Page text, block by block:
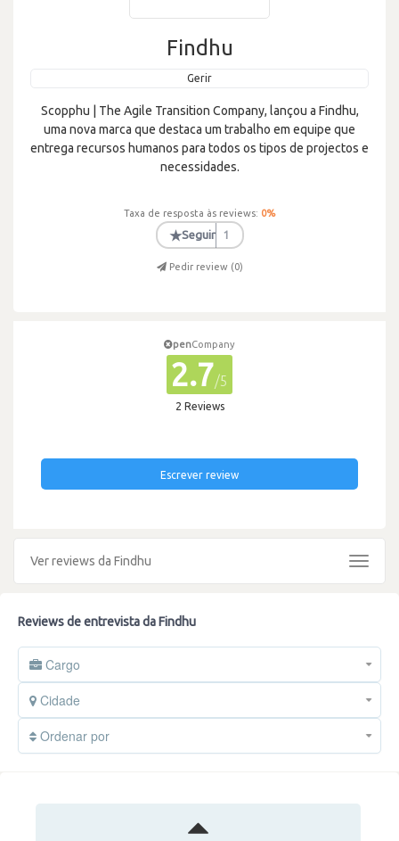
Findhu
Gerir
Scopphu | The Agile Transition Company, lançou a Findhu,
uma nova marca que destaca um trabalho em equipe que
entrega recursos humanos para todos os tipos de projectos e
necessidades.
Taxa de resposta às reviews: 0%
★Seguir 1
Pedir review (0)
penCompany
2.7/5
2 Reviews
Escrever review
Ver reviews da Findhu
Toggle
Reviews de entrevista da Findhu
Cargo
Cidade
Ordenar por